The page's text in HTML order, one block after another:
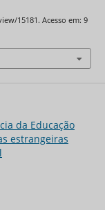
15181. Acesso em: 9
da Educação
estrangeiras